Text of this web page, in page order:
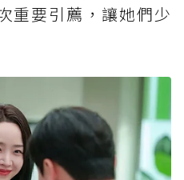
重要引薦，讓她們少